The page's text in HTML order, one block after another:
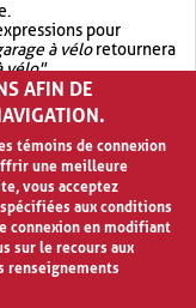
pour
à véloretournera
vélo".
OR.garage OR vélo
garage à vélo
AFIN DE
témoins de connexion
une meilleure
vous acceptez
aux conditions
connexion en modifiant
sur le recours aux
renseignements